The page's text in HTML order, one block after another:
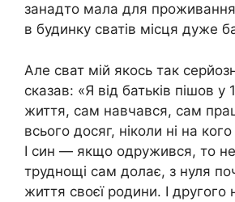
занадто мала для
в будинку сватів місця дуже
Але сват мій якось так
сказав: «Я від батьків пішов у
життя, сам навчався, сам
всього досяг, ніколи ні на
І син — якщо одружився, то
труднощі сам долає, з нуля
життя своєї родини. І другого